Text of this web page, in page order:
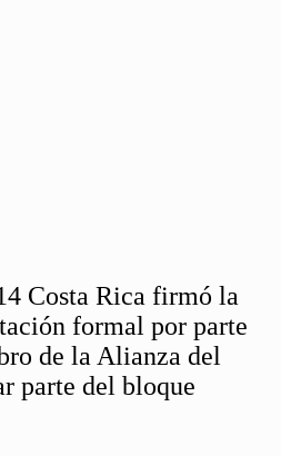
Costa Rica firmó la
formal por parte
de la Alianza del
parte del bloque